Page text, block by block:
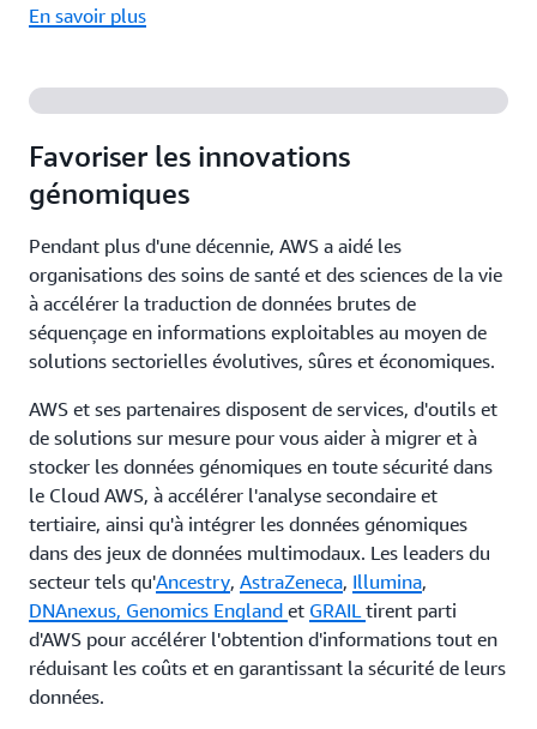
En savoir plus
Favoriser les innovations
génomiques
Pendant plus d'une décennie, AWS a aidé les
organisations des soins de santé et des sciences de la vie
à accélérer la traduction de données brutes de
séquençage en informations exploitables au moyen de
solutions sectorielles évolutives, sûres et économiques.
AWS et ses partenaires disposent de services, d'outils et
de solutions sur mesure pour vous aider à migrer et à
stocker les données génomiques en toute sécurité dans
le Cloud AWS, à accélérer l'analyse secondaire et
tertiaire, ainsi qu'à intégrer les données génomiques
dans des jeux de données multimodaux. Les leaders du
secteur tels qu'Ancestry, AstraZeneca, Illumina,
DNAnexus, Genomics England et GRAILtirent parti
d'AWS pour accélérer l'obtention d'informations tout en
réduisant les coûts et en garantissant la sécurité de leurs
données.